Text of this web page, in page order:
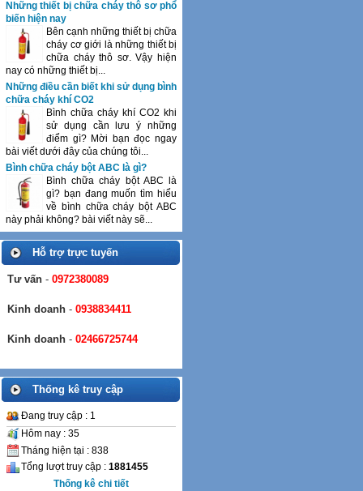
Những thiết bị chữa cháy thô sơ phổ
biến hiện nay
Bên cạnh những thiết bị chữa
cháy cơ giới là những thiết bị
chữa cháy thô sơ. Vậy hiện
nay có những thiết bị...
Những điều cần biết khi sử dụng bình
chữa cháy khí CO2
Bình chữa cháy khí CO2 khi
sử dụng cần lưu ý những
điểm gì? Mời bạn đọc ngay
bài viết dưới đây của chúng tôi...
Bình chữa cháy bột ABC là gì?
Bình chữa cháy bột ABC là
gì? bạn đang muốn tìm hiểu
về bình chữa cháy bột ABC
này phải không? bài viết này sẽ...
Hỗ trợ trực tuyến
Tư vấn - 0972380089
Kinh doanh - 0938834411
Kinh doanh - 02466725744
Thống kê truy cập
Đang truy cập : 1
Hôm nay : 35
Tháng hiện tại : 838
Tổng lượt truy cập : 1881455
Thống kê chi tiết